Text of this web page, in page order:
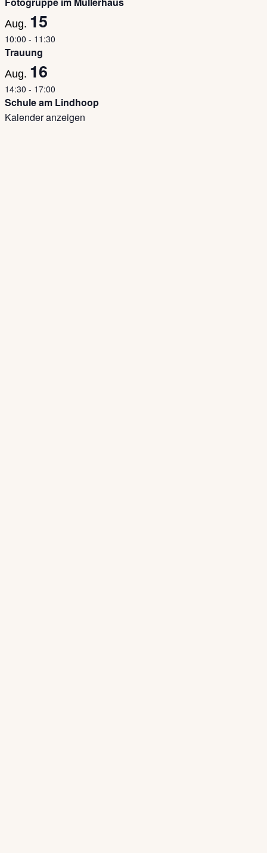
Aug. 15
10:00 - 11:30
Trauung
Aug. 16
14:30 - 17:00
Schule am Lindhoop
Kalender anzeigen